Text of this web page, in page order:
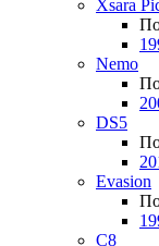
Xsara
Nemo
DS5
Evasion
C8